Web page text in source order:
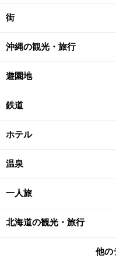
街
沖縄の観光・旅行
遊園地
鉄道
ホテル
温泉
一人旅
北海道の観光・旅行
他の